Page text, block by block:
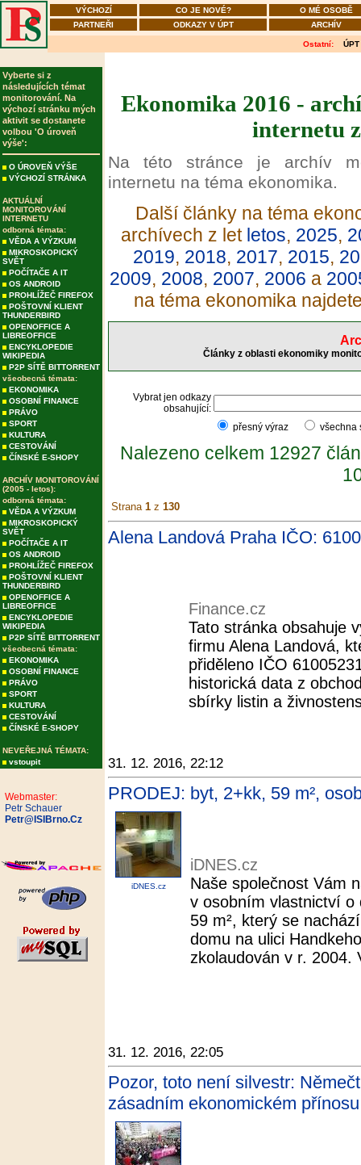
VÝCHOZÍ CO JE NOVÉ?
O MÉ OSOBĚ
PARTNEŘI
ODKAZY V ÚPT ARCHÍV
Ostatní: ÚPT
Vyberte si z
následujících témat
monitorování. Na
výchozí stránku mých
aktivit se dostanete
volbou 'O úroveň
výše':
O ÚROVEŇ VÝŠE
VÝCHOZÍ STRÁNKA
AKTUÁLNÍ
MONITOROVÁNÍ
INTERNETU
odborná témata:
VĚDA A VÝZKUM
MIKROSKOPICKÝ
SVĚT
POČÍTAČE A IT
OS ANDROID
PROHLÍŽEČ FIREFOX
POŠTOVNÍ KLIENT
THUNDERBIRD
OPENOFFICE A
LIBREOFFICE
ENCYKLOPEDIE
WIKIPEDIA
P2P SÍTĚ BITTORRENT
všeobecná témata:
EKONOMIKA
OSOBNÍ FINANCE
PRÁVO
SPORT
KULTURA
CESTOVÁNÍ
ČÍNSKÉ E-SHOPY
ARCHÍV MONITOROVÁNÍ
(2005 - letos):
odborná témata:
VĚDA A VÝZKUM
MIKROSKOPICKÝ
SVĚT
POČÍTAČE A IT
OS ANDROID
PROHLÍŽEČ FIREFOX
POŠTOVNÍ KLIENT
THUNDERBIRD
OPENOFFICE A
LIBREOFFICE
ENCYKLOPEDIE
WIKIPEDIA
P2P SÍTĚ BITTORRENT
všeobecná témata:
EKONOMIKA
OSOBNÍ FINANCE
PRÁVO
SPORT
KULTURA
CESTOVÁNÍ
ČÍNSKÉ E-SHOPY
NEVEŘEJNÁ TÉMATA:
vstoupit
Webmaster:
Petr Schauer
Petr@ISIBrno.Cz
Ekonomika 2016 -
internetu
Na této stránce je archív
internetu na téma ekonomika.
Další články na téma
archívech z let letos, 2025,
2019, 2018, 2017, 2015,
2009, 2008, 2007, 2006 a
na téma ekonomika
Články z oblasti ekonomiky
Vybrat jen odkazy
obsahující:
přesný výraz
Nalezeno celkem 12927
Strana 1 z 130
Alena Landová Praha IČO:
Finance.cz
Tato stránka obsahuje
firmu Alena Landová,
přiděleno IČO
historická data z
sbírky listin a
31. 12. 2016, 22:12
PRODEJ: byt, 2+kk, 59 m²,
iDNES.cz
iDNES.cz
Naše společnost Vám
v osobním vlastnictví o
59 m², který se
domu na ulici
zkolaudován v r. 2004.
31. 12. 2016, 22:05
Pozor, toto není silvestr:
zásadním ekonomickém